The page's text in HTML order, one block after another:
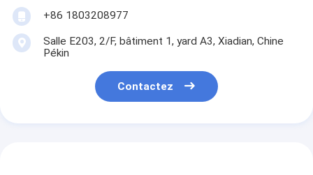
+86 1803208977
Salle E203, 2/F, bâtiment 1, yard A3, Xiadian, Chine
Pékin
Contactez